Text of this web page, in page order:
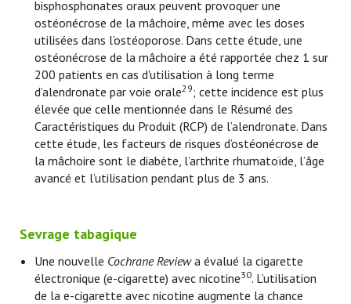
bisphosphonates oraux peuvent provoquer une
ostéonécrose de la mâchoire, même avec les doses
utilisées dans l’ostéoporose. Dans cette étude, une
ostéonécrose de la mâchoire a été rapportée chez 1 sur
200 patients en cas d'utilisation à long terme
d’alendronate par voie orale29; cette incidence est plus
élevée que celle mentionnée dans le Résumé des
Caractéristiques du Produit (RCP) de l’alendronate. Dans
cette étude, les facteurs de risques d’ostéonécrose de
la mâchoire sont le diabète, l’arthrite rhumatoïde, l’âge
avancé et l’utilisation pendant plus de 3 ans.
Sevrage tabagique
Une nouvelle Cochrane Reviewa évalué la cigarette
électronique (e-cigarette) avec nicotine30. L’utilisation
de la e-cigarette avec nicotine augmente la chance